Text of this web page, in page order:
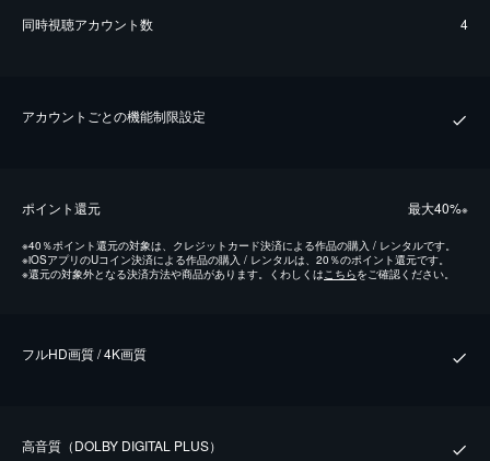
同時視聴アカウント数 4
アカウントごとの機能制限設定
ポイント還元 最⼤40%※
※40％ポイント還元の対象は、クレジットカード決済による作品の購入 / レンタルです。
※iOSアプリのUコイン決済による作品の購入 / レンタルは、20％のポイント還元です。
※還元の対象外となる決済方法や商品があります。くわしくはこちらをご確認ください。
フルHD画質 / 4K画質
⾼⾳質（DOLBY DIGITAL PLUS）